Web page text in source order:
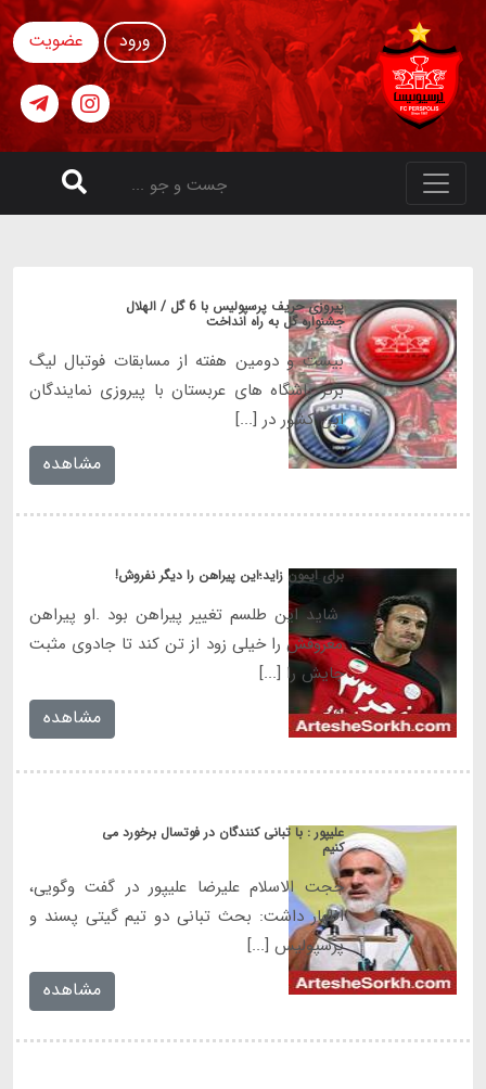
ورود عضویت
پیروزی حریف پرسپولیس با 6 گل / الهلال
جشنواره گل به راه انداخت
بیست و دومین هفته از مسابقات فوتبال لیگ
برتر باشگاه های عربستان با پیروزی نمایندگان
این کشور در [...]
مشاهده
برای ایمون زاید؛این پیراهن را دیگر نفروش!
شاید این طلسم تغییر پیراهن بود .او پیراهن
معروفش را خیلی زود از تن کند تا جادوی مثبت
جایش را [...]
مشاهده
علیپور : با تبانی کنندگان در فوتسال برخورد می
کنیم
حجت الاسلام علیرضا علیپور در گفت وگویی،
اظهار داشت: بحث تبانی دو تیم گیتی پسند و
پرسپولیس [...]
مشاهده